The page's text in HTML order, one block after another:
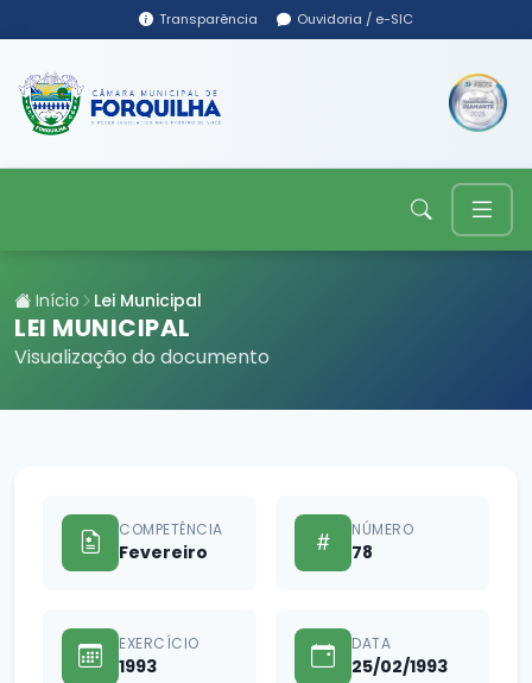
Transparência Ouvidoria / e-SIC
Início Lei Municipal
LEI MUNICIPAL
Visualização do documento
COMPETÊNCIA
Fevereiro
NÚMERO
78
EXERCÍCIO
1993
DATA
25/02/1993